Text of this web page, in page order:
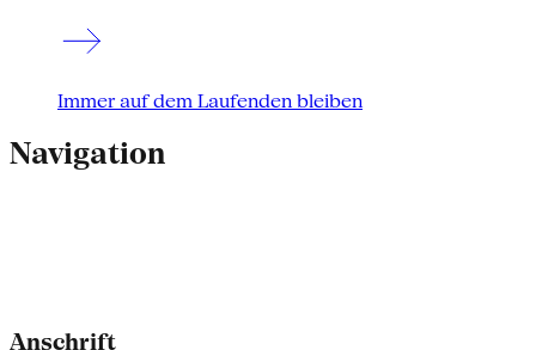
Immer auf dem Laufenden bleiben
Navigation
Anschrift